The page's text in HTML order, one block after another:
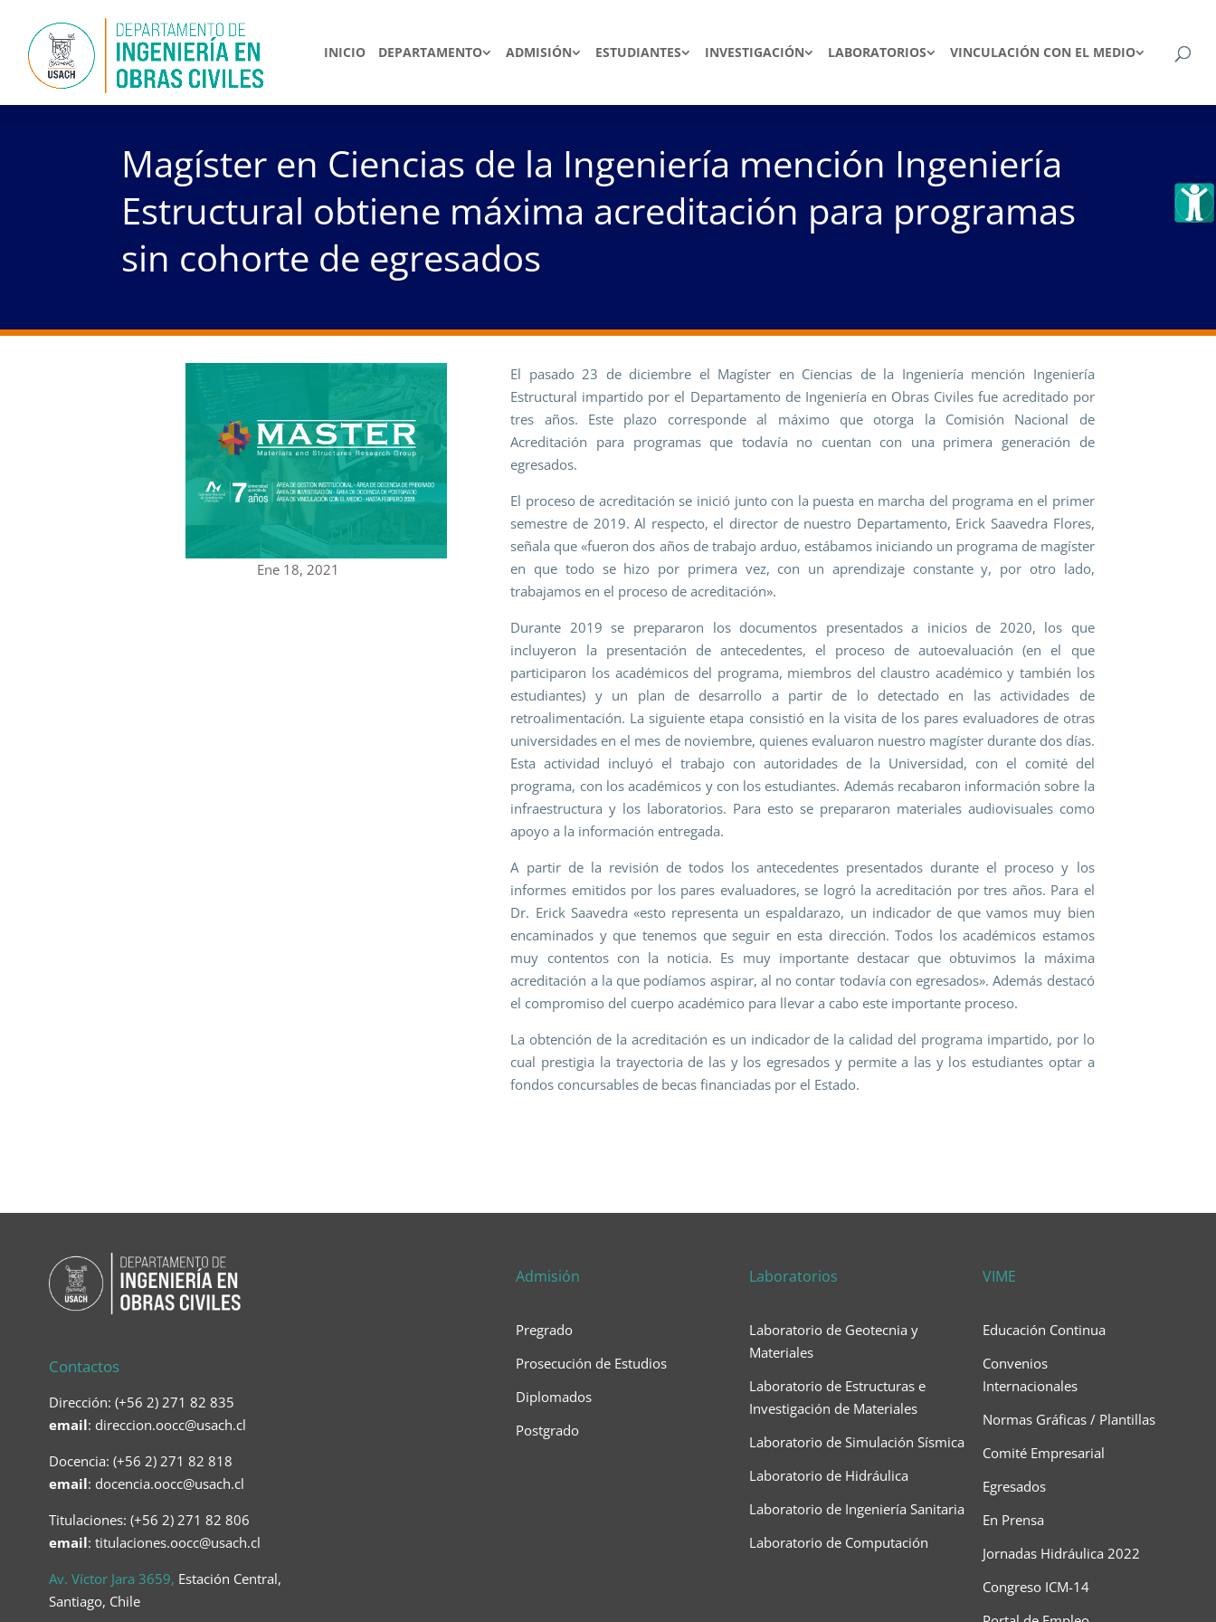
INICIO DEPARTAMENTO ADMISIÓN ESTUDIANTES INVESTIGACIÓN LABORATORIOS VINCULACIÓN CON EL MEDIO
Magíster en Ciencias de la Ingeniería mención Ingeniería
Estructural obtiene máxima acreditación para programas
sin cohorte de egresados
Ene 18, 2021
El pasado 23 de diciembre el Magíster en Ciencias de la Ingeniería mención Ingeniería
Estructural impartido por el Departamento de Ingeniería en Obras Civiles fue acreditado por
tres años. Este plazo corresponde al máximo que otorga la Comisión Nacional de
Acreditación para programas que todavía no cuentan con una primera generación de
egresados.
El proceso de acreditación se inició junto con la puesta en marcha del programa en el primer
semestre de 2019. Al respecto, el director de nuestro Departamento, Erick Saavedra Flores,
señala que «fueron dos años de trabajo arduo, estábamos iniciando un programa de magíster
en que todo se hizo por primera vez, con un aprendizaje constante y, por otro lado,
trabajamos en el proceso de acreditación».
Durante 2019 se prepararon los documentos presentados a inicios de 2020, los que
incluyeron la presentación de antecedentes, el proceso de autoevaluación (en el que
participaron los académicos del programa, miembros del claustro académico y también los
estudiantes) y un plan de desarrollo a partir de lo detectado en las actividades de
retroalimentación. La siguiente etapa consistió en la visita de los pares evaluadores de otras
universidades en el mes de noviembre, quienes evaluaron nuestro magíster durante dos días.
Esta actividad incluyó el trabajo con autoridades de la Universidad, con el comité del
programa, con los académicos y con los estudiantes. Además recabaron información sobre la
infraestructura y los laboratorios. Para esto se prepararon materiales audiovisuales como
apoyo a la información entregada.
A partir de la revisión de todos los antecedentes presentados durante el proceso y los
informes emitidos por los pares evaluadores, se logró la acreditación por tres años. Para el
Dr. Erick Saavedra «esto representa un espaldarazo, un indicador de que vamos muy bien
encaminados y que tenemos que seguir en esta dirección. Todos los académicos estamos
muy contentos con la noticia. Es muy importante destacar que obtuvimos la máxima
acreditación a la que podíamos aspirar, al no contar todavía con egresados». Además destacó
el compromiso del cuerpo académico para llevar a cabo este importante proceso.
La obtención de la acreditación es un indicador de la calidad del programa impartido, por lo
cual prestigia la trayectoria de las y los egresados y permite a las y los estudiantes optar a
fondos concursables de becas financiadas por el Estado.
Contactos
Dirección: (+56 2) 271 82 835
email: direccion.oocc@usach.cl
Docencia: (+56 2) 271 82 818
email: docencia.oocc@usach.cl
Titulaciones: (+56 2) 271 82 806
email: titulaciones.oocc@usach.cl
Av. Víctor Jara 3659, Estación Central,
Santiago, Chile
Admisión
Pregrado
Prosecución de Estudios
Diplomados
Postgrado
Laboratorios
Laboratorio de Geotecnia y
Materiales
Laboratorio de Estructuras e
Investigación de Materiales
Laboratorio de Simulación Sísmica
Laboratorio de Hidráulica
Laboratorio de Ingeniería Sanitaria
Laboratorio de Computación
VIME
Educación Continua
Convenios
Internacionales
Normas Gráficas / Plantillas
Comité Empresarial
Egresados
En Prensa
Jornadas Hidráulica 2022
Congreso ICM-14